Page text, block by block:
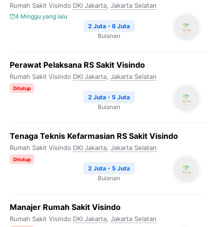
Rumah Sakit Visindo DKI Jakarta, Jakarta Selatan
4 Minggu yang lalu
2 Juta - 6 Juta
Bulanan
Perawat Pelaksana RS Sakit Visindo
Rumah Sakit Visindo DKI Jakarta, Jakarta Selatan
Ditutup
2 Juta - 5 Juta
Bulanan
Tenaga Teknis Kefarmasian RS Sakit Visindo
Rumah Sakit Visindo DKI Jakarta, Jakarta Selatan
Ditutup
2 Juta - 5 Juta
Bulanan
Manajer Rumah Sakit Visindo
Rumah Sakit Visindo DKI Jakarta, Jakarta Selatan